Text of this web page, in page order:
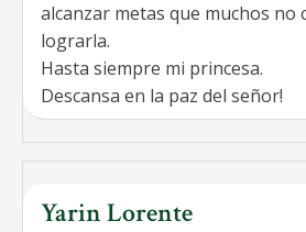
alcanzar metas que muchos no
lograrla.
Hasta siempre mi princesa.
Descansa en la paz del señor!
Yarin Lorente